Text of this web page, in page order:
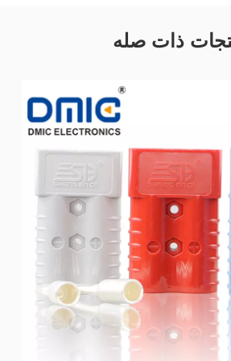
ذات صله